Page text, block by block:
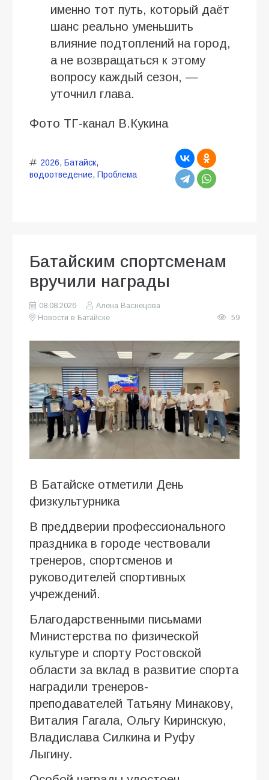
именно тот путь, который даёт
шанс реально уменьшить
влияние подтоплений на город,
а не возвращаться к этому
вопросу каждый сезон, —
уточнил глава.
Фото ТГ-канал В.Кукина
2026, Батайск,
водоотведение, Проблема
Батайским спортсменам
вручили награды
08.08.2026
Алена Васнецова
Новости в Батайске
59
В Батайске отметили День
физкультурника
В преддверии профессионального
праздника в городе чествовали
тренеров, спортсменов и
руководителей спортивных
учреждений.
Благодарственными письмами
Министерства по физической
культуре и спорту Ростовской
области за вклад в развитие спорта
наградили тренеров-
преподавателей Татьяну Минакову,
Виталия Гагала, Ольгу Киринскую,
Владислава Силкина и Руфу
Лыгину.